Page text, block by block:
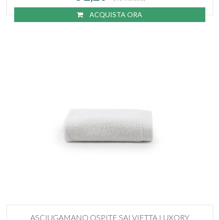
ACQUISTA ORA
ASCIUGAMANO OSPITE SALVIETTA LUXORY